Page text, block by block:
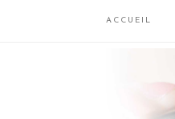
ACCUEIL